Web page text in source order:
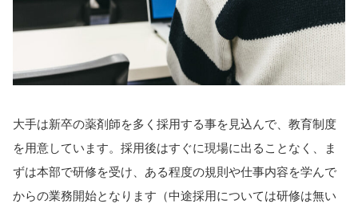
大手は新卒の薬剤師を多く採用する事を見込んで、教育制度
を用意しています。採用後はすぐに現場に出ることなく、ま
ずは本部で研修を受け、ある程度の規則や仕事内容を学んで
からの業務開始となります（中途採用については研修は無い